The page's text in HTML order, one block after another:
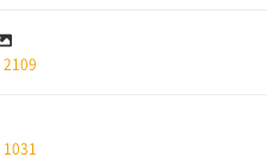
2109
1031